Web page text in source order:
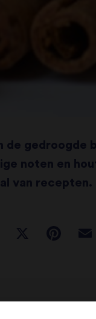
de gedroogde
noten en
van recepten.